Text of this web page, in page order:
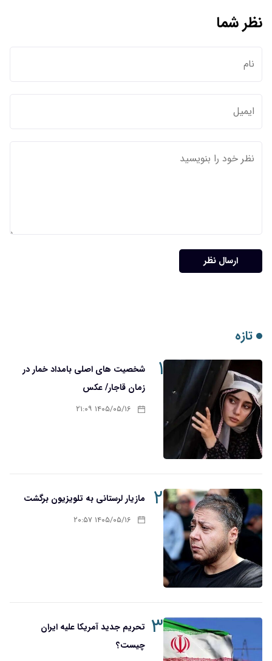
۱
شخصیت های اصلی بامداد خمار در
زمان قاجار/ عکس
۱۴۰۵/۰۵/۱۶ ۲۱:۰۹
۲ مازیار لرستانی به تلویزیون برگشت
۱۴۰۵/۰۵/۱۶ ۲۰:۵۷
۳
تحریم‌ جدید آمریکا علیه ایران
چیست؟